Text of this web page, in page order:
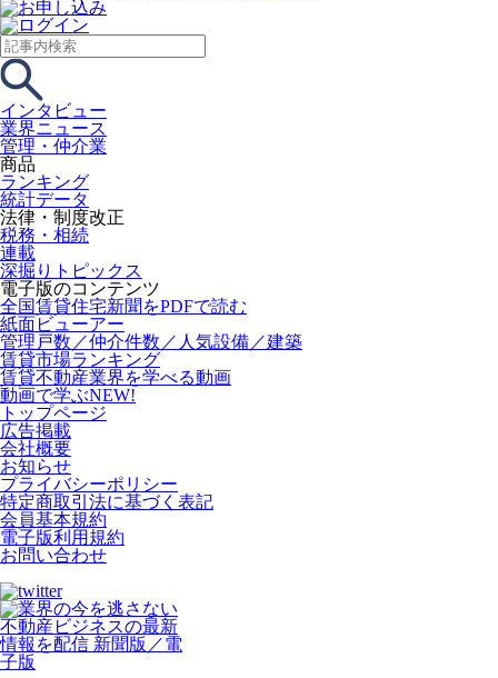
インタビュー
業界ニュース
管理・仲介業
商品
ランキング
統計データ
法律・制度改正
税務・相続
連載
深掘りトピックス
電子版のコンテンツ
全国賃貸住宅新聞をPDFで読む
紙面ビューアー
管理戸数／仲介件数／人気設備／建築
賃貸市場ランキング
賃貸不動産業界を学べる動画
動画で学ぶNEW!
トップページ
広告掲載
会社概要
お知らせ
プライバシーポリシー
特定商取引法に基づく表記
会員基本規約
電子版利用規約
お問い合わせ